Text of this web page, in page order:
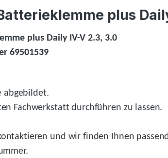
plus
plus Daily IV-V 2.3, 3.0
69501539
abgebildet.
Fachwerkstatt durchführen zu lassen.
und wir finden Ihnen